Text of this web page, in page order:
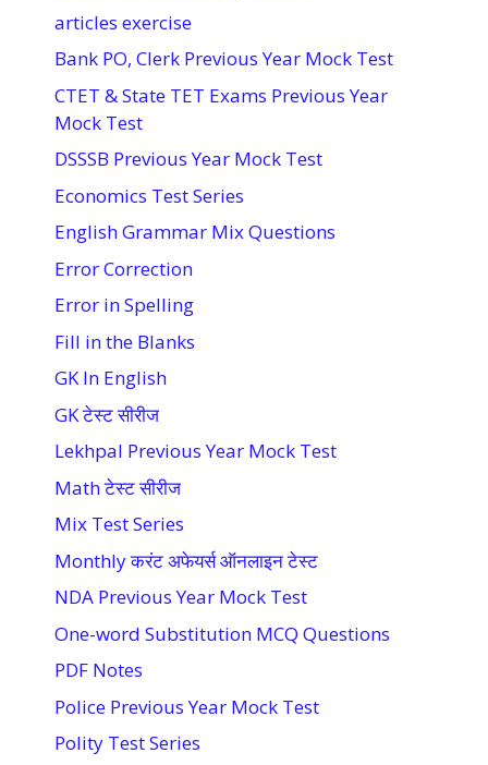
articles exercise
Bank PO, Clerk Previous Year Mock Test
CTET & State TET Exams Previous Year
Mock Test
DSSSB Previous Year Mock Test
Economics Test Series
English Grammar Mix Questions
Error Correction
Error in Spelling
Fill in the Blanks
GK In English
GK टेस्ट सीरीज
Lekhpal Previous Year Mock Test
Math टेस्ट सीरीज
Mix Test Series
Monthly करंट अफेयर्स ऑनलाइन टेस्ट
NDA Previous Year Mock Test
One-word Substitution MCQ Questions
PDF Notes
Police Previous Year Mock Test
Polity Test Series